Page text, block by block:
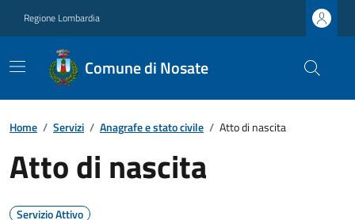
Regione Lombardia
Comune di Nosate
Home / Servizi / Anagrafe e stato civile / Atto di nascita
Atto di nascita
Servizio Attivo